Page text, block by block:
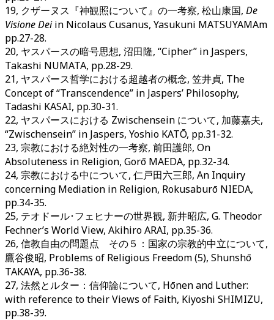
19, クザーヌス『神観照について』の一考察, 松山康国, De
Visione Deiin Nicolaus Cusanus, Yasukuni MATSUYAMAm
pp.27-28.
20, ヤスパースの暗号思想, 沼田隆, “Cipher” in Jaspers,
Takashi NUMATA, pp.28-29.
21, ヤスパース哲学における超越者の概念, 笠井貞, The
Concept of “Transcendence” in Jaspers’ Philosophy,
Tadashi KASAI, pp.30-31.
22, ヤスパースにおける Zwischensein について, 加藤嘉夫,
“Zwischensein” in Jaspers, Yoshio KATŌ, pp.31-32.
23, 宗教における絶対性の一考察, 前田護郎, On
Absoluteness in Religion, Gorō MAEDA, pp.32-34.
24, 宗教における中について, 仁戸田六三郎, An Inquiry
concerning Mediation in Religion, Rokusaburō NIEDA,
pp.34-35.
25, テオドール･フェヒナーの世界観, 新井昭広, G. Theodor
Fechner’s World View, Akihiro ARAI, pp.35-36.
26, 信教自由の問題点 その５：国家の宗教的中立について,
鷹谷俊昭, Problems of Religious Freedom (5), Shunshō
TAKAYA, pp.36-38.
27, 法然とルター：信仰論について, Hōnen and Luther:
with reference to their Views of Faith, Kiyoshi SHIMIZU,
pp.38-39.